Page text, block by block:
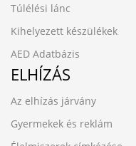
Túlélési lánc
Kihelyezett készülékek
AED Adatbázis
ELHÍZÁS
Az elhízás járvány
Gyermekek és reklám